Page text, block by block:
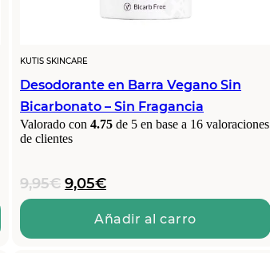
KUTIS SKINCARE
Desodorante en Barra Vegano Sin
Bicarbonato – Sin Fragancia
Valorado con 4.75 de 5 en base a 16 valoraciones
de clientes
9,95€ El
precio
original
era:
9,05€El
precio
actual
es:
Añadir al carro